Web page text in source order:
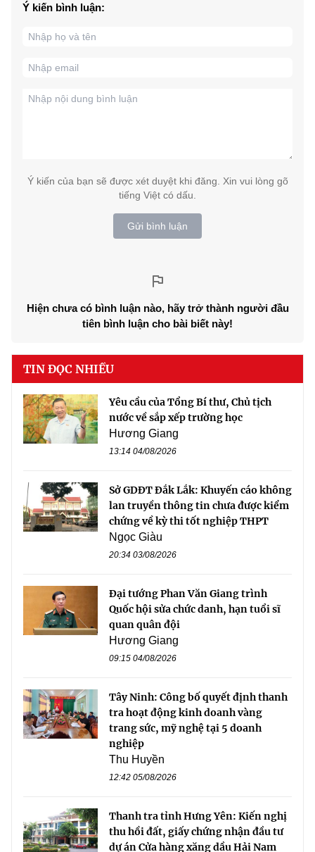
Ý kiến bình luận:
Ý kiến của bạn sẽ được xét duyệt khi đăng. Xin vui lòng gõ
tiếng Việt có dấu.
Gửi bình luận
Hiện chưa có bình luận nào, hãy trở thành người đầu
tiên bình luận cho bài biết này!
TIN ĐỌC NHIỀU
Yêu cầu của Tổng Bí thư, Chủ tịch
nước về sắp xếp trường học
Hương Giang
13:14 04/08/2026
Sở GDĐT Đắk Lắk: Khuyến cáo không
lan truyền thông tin chưa được kiểm
chứng về kỳ thi tốt nghiệp THPT
Ngọc Giàu
20:34 03/08/2026
Đại tướng Phan Văn Giang trình
Quốc hội sửa chức danh, hạn tuổi sĩ
quan quân đội
Hương Giang
09:15 04/08/2026
Tây Ninh: Công bố quyết định thanh
tra hoạt động kinh doanh vàng
trang sức, mỹ nghệ tại 5 doanh
nghiệp
Thu Huyền
12:42 05/08/2026
Thanh tra tỉnh Hưng Yên: Kiến nghị
thu hồi đất, giấy chứng nhận đầu tư
dự án Cửa hàng xăng dầu Hải Nam